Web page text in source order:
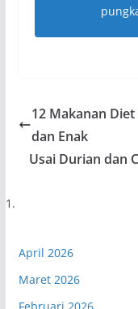
12 Makanan
dan Enak
Usai Durian dan
April 2026
Maret 2026